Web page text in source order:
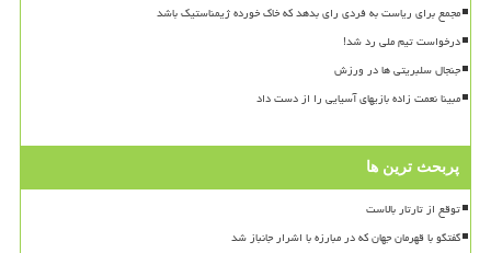
مجمع برای ریاست به فردی رای بدهد که خاک خورده ژیمناستیک باشد
درخواست تیم ملی رد شد!
جنجال سلبریتی ها در ورزش
مبینا نعمت زاده بازیهای آسیایی را از دست داد
پربحث ترین ها
توقع از تارتار بالاست
گفتگو با قهرمان جهان که در مبارزه با اشرار جانباز شد